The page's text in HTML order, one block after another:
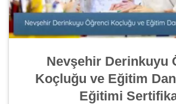
Nevşehir Derinkuyu
Koçluğu ve Eğitim
Eğitimi